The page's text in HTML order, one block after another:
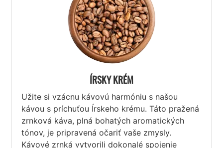
ÍRSKY KRÉM
Užite si vzácnu kávovú harmóniu s našou
kávou s príchuťou Írskeho krému. Táto pražená
zrnková káva, plná bohatých aromatických
tónov, je pripravená očariť vaše zmysly.
Kávové zrnká vytvorili dokonalé spojenie